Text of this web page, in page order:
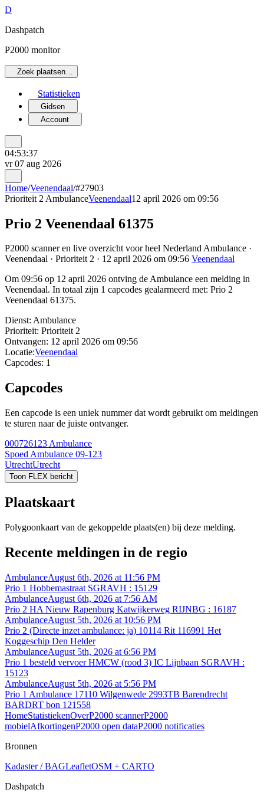
D
Dashpatch
P2000 monitor
Zoek plaatsen…
Statistieken
Gidsen
Account
04:53:37
vr 07 aug 2026
Home/Veenendaal/#27903
Prioriteit 2 AmbulanceVeenendaal12 april 2026 om 09:56
Prio 2 Veenendaal 61375
P2000 scanner en live overzicht voor heel Nederland Ambulance ·
Veenendaal · Prioriteit 2 · 12 april 2026 om 09:56 Veenendaal
Om 09:56 op 12 april 2026 ontving de Ambulance een melding in
Veenendaal. In totaal zijn 1 capcodes gealarmeerd met: Prio 2
Veenendaal 61375.
Dienst: Ambulance
Prioriteit: Prioriteit 2
Ontvangen: 12 april 2026 om 09:56
Locatie:Veenendaal
Capcodes: 1
Capcodes
Een capcode is een uniek nummer dat wordt gebruikt om meldingen
te sturen naar de juiste ontvanger.
000726123 Ambulance
Spoed Ambulance 09-123
UtrechtUtrecht
Toon FLEX bericht
Plaatskaart
Polygoonkaart van de gekoppelde plaats(en) bij deze melding.
Recente meldingen in de regio
AmbulanceAugust 6th, 2026 at 11:56 PM
Prio 1 Hobbemastraat SGRAVH : 15129
AmbulanceAugust 6th, 2026 at 7:56 AM
Prio 2 HA Nieuw Rapenburg Katwijkerweg RIJNBG : 16187
AmbulanceAugust 5th, 2026 at 10:56 PM
Prio 2 (Directe inzet ambulance: ja) 10114 Rit 116991 Het
Koggeschip Den Helder
AmbulanceAugust 5th, 2026 at 6:56 PM
Prio 1 besteld vervoer HMCW (rood 3) IC Lijnbaan SGRAVH :
15123
AmbulanceAugust 5th, 2026 at 5:56 PM
Prio 1 Ambulance 17110 Wilgenwede 2993TB Barendrecht
BARDRT bon 121558
HomeStatistiekenOverP2000 scannerP2000
mobielAfkortingenP2000 open dataP2000 notificaties
Bronnen
Kadaster / BAGLeafletOSM + CARTO
Dashpatch